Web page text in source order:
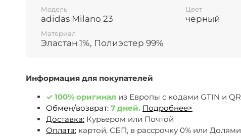
Информация для покупателей
✓ 100% оригинал из Европы c кодами GTIN и QR
Обмен/возврат: 7 дней. Подробнее>
Доставка: Курьером или Почтой
Оплата: картой, СБП, в рассрочку 0% или Долями
Модель
adidas Milano 23
Цвет
черный
Материал
Эластан 1%, Полиэстер 99%